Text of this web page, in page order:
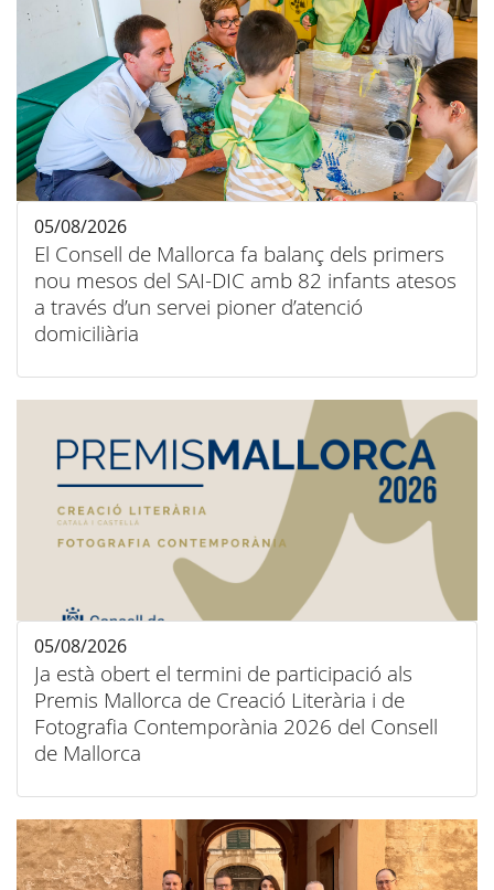
El Consell de Mallorca fa balanç dels primers
nou mesos del SAI-DIC amb 82 infants atesos
a través d’un servei pioner d’atenció
domiciliària
05/08/2026
Ja està obert el termini de participació als
Premis Mallorca de Creació Literària i de
Fotografia Contemporània 2026 del Consell
de Mallorca
05/08/2026